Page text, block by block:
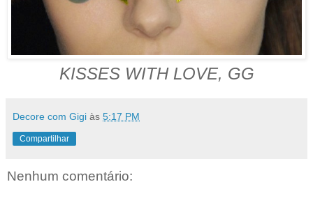
KISSES WITH LOVE, GG
Decore com Gigi às 5:17 PM
Compartilhar
Nenhum comentário: